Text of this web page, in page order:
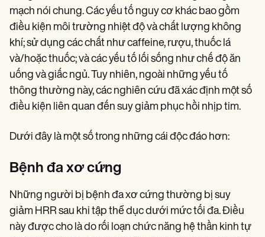
mạch nói chung. Các yếu tố nguy cơ khác bao gồm
điều kiện môi trường nhiệt độ và chất lượng không
khí; sử dụng các chất như caffeine, rượu, thuốc lá
và/hoặc thuốc; và các yếu tố lối sống như chế độ ăn
uống và giấc ngủ. Tuy nhiên, ngoài những yếu tố
thông thường này, các nghiên cứu đã xác định một số
điều kiện liên quan đến suy giảm phục hồi nhịp tim.
Dưới đây là một số trong những cái độc đáo hơn:
Bệnh đa xơ cứng
Những người bị bệnh đa xơ cứng thường bị suy
giảm HRR sau khi tập thể dục dưới mức tối đa. Điều
này được cho là do rối loạn chức năng hệ thần kinh tự